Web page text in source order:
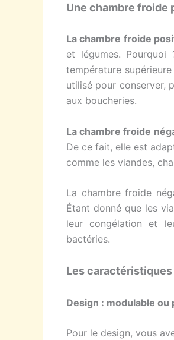
Une chambre froide
La chambre froide
et légumes.
température
utilisé pour conserver,
aux boucheries.
La chambre froide
De ce fait, elle est
comme les viandes,
La chambre froide
Étant donné que les
leur congélation et
bactéries.
Les caractéristiques
Design : modulable
Pour le design, vous